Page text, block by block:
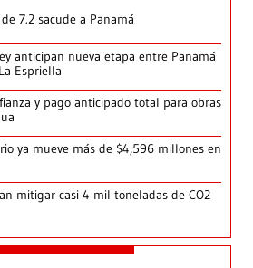
7.2 sacude a Panamá
anticipan nueva etapa entre Panamá
Espriella
y pago anticipado total para obras
ya mueve más de $4,596 millones en
mitigar casi 4 mil toneladas de CO2